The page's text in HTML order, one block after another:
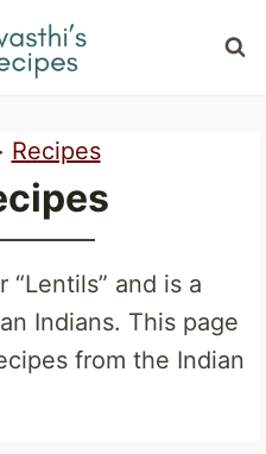
Recipes
“Lentils” and is a
Indians. This page
from the Indian